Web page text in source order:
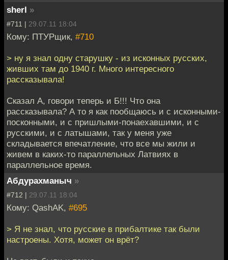
sherl »
#711 | 29.07.11 18:04
Кому: ПТУРщик, #710
> ну я знал одну старушку - из исконных русских,
живших там до 1940 г. Много интересного
рассказывала!
Сказал А, говори теперь и Б!!! Что она
рассказывала? А то я как пообщаюсь и с исконными-
посконными, и с пришлыми-понаехавшими, и с
русскими, и с латышами, так у меня уже
складывается впечатление, что все мы жили и
живем в каких-то параллельных Латвиях в
параллельное время.
Абдурахманыч »
#712 | 29.07.11 18:04
Кому: QashAK, #695
> Я не знал, что русские в прибалтике так были
настроены. Хотя, может он врёт?